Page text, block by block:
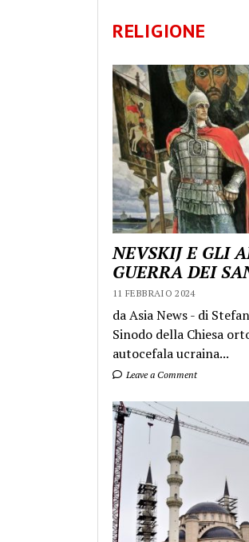
RELIGIONE
NEVSKIJ E GLI
GUERRA DEI
11 FEBBRAIO 2024
da Asia News - di
Sinodo della Chiesa
autocefala ucraina...
Leave a Comment